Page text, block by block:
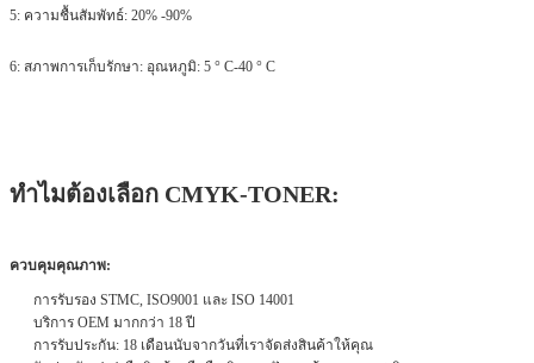
5: ความชื้นสัมพัทธ์: 20% -90%
6: สภาพการเก็บรักษา: อุณหภูมิ: 5 ° C-40 ° C
ทำไมต้องเลือก CMYK-TONER:
ควบคุมคุณภาพ:
การรับรอง STMC, ISO9001 และ ISO 14001
บริการ OEM มากกว่า 18 ปี
การรับประกัน: 18 เดือนนับจากวันที่เราจัดส่งสินค้าให้คุณ